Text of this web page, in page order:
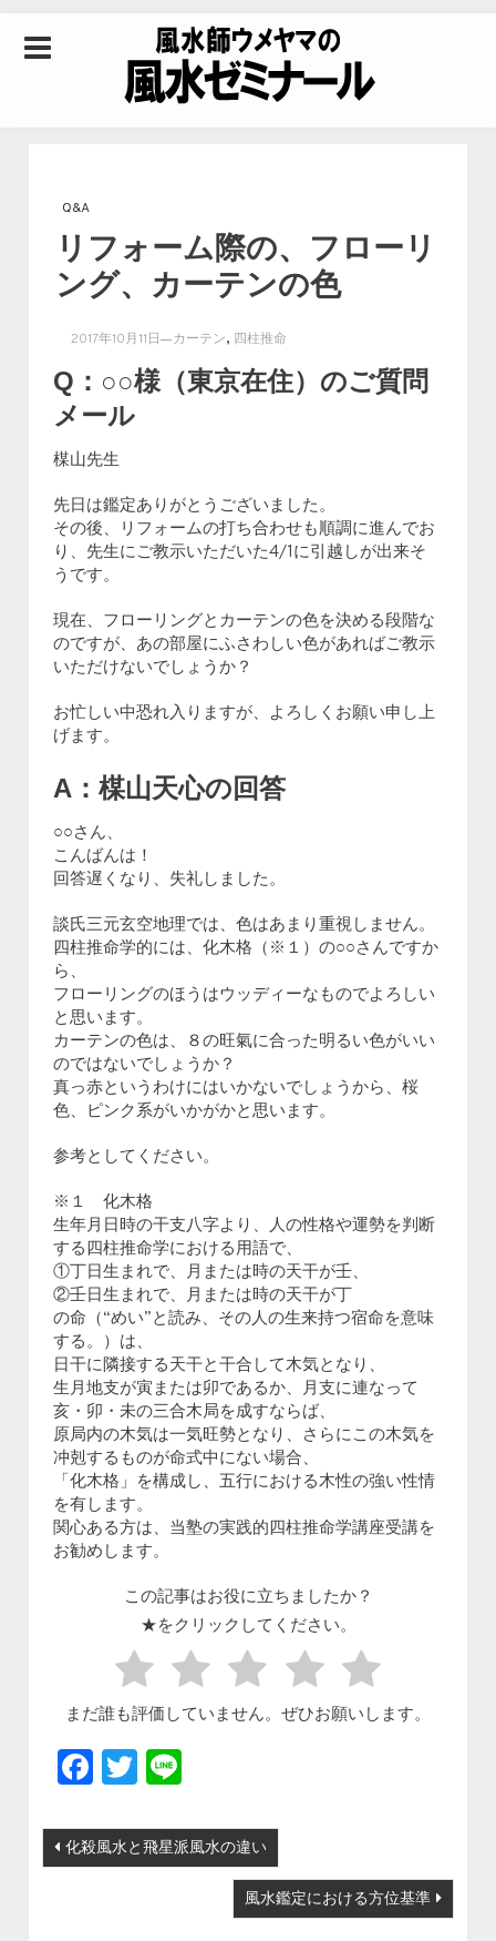
水ゼミナール｜風水
学・四柱推命学・易
学を合わせた立命講
座
Q&A
リフォーム際の、フローリ
ング、カーテンの色
2017年10月11日 カーテン, 四柱推命
Q：○○様（東京在住）のご質問
メール
楳山先生
先日は鑑定ありがとうございました。
その後、リフォームの打ち合わせも順調に進んでお
り、先生にご教示いただいた4/1に引越しが出来そ
うです。
現在、フローリングとカーテンの色を決める段階な
のですが、あの部屋にふさわしい色があればご教示
いただけないでしょうか？
お忙しい中恐れ入りますが、よろしくお願い申し上
げます。
A：楳山天心の回答
○○さん、
こんばんは！
回答遅くなり、失礼しました。
談氏三元玄空地理では、色はあまり重視しません。
四柱推命学的には、化木格（※１）の○○さんですか
ら、
フローリングのほうはウッディーなものでよろしい
と思います。
カーテンの色は、８の旺氣に合った明るい色がいい
のではないでしょうか？
真っ赤というわけにはいかないでしょうから、桜
色、ピンク系がいかがかと思います。
参考としてください。
※１ 化木格
生年月日時の干支八字より、人の性格や運勢を判断
する四柱推命学における用語で、
①丁日生まれで、月または時の天干が壬、
②壬日生まれで、月または時の天干が丁
の命（“めい”と読み、その人の生来持つ宿命を意味
する。）は、
日干に隣接する天干と干合して木気となり、
生月地支が寅または卯であるか、月支に連なって
亥・卯・未の三合木局を成すならば、
原局内の木気は一気旺勢となり、さらにこの木気を
冲剋するものが命式中にない場合、
「化木格」を構成し、五行における木性の強い性情
を有します。
関心ある方は、当塾の実践的四柱推命学講座受講を
お勧めします。
この記事はお役に立ちましたか？
★をクリックしてください。
まだ誰も評価していません。ぜひお願いします。
Facebook
Twitter
投稿ナビゲーション
化殺風水と飛星派風水の違い
風水鑑定における方位基準